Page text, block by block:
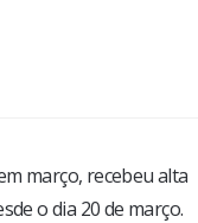
março, recebeu alta
o dia 20 de março.